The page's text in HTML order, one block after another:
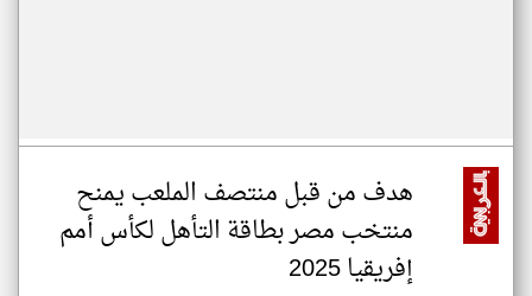
هدف من قبل منتصف الملعب يمنح
منتخب مصر بطاقة التأهل لكأس أمم
إفريقيا 2025